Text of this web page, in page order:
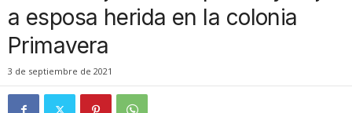
a esposa herida en la colonia
Primavera
3 de septiembre de 2021